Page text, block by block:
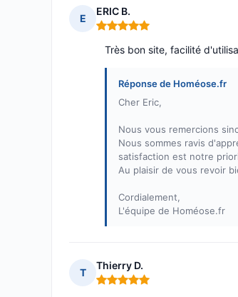
E
ERIC B.
Note : 5 sur 5
Très bon site, facilité
Réponse de Homéose.fr
Cher Eric,
Nous vous remercions
Nous sommes ravis
satisfaction est notre
Au plaisir de vous revoir
Cordialement,
L'équipe de Homéose.fr
T
Thierry D.
Note : 5 sur 5